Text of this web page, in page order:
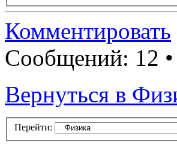
Комментировать
Сообщений: 12 •
Вернуться в
Перейти: